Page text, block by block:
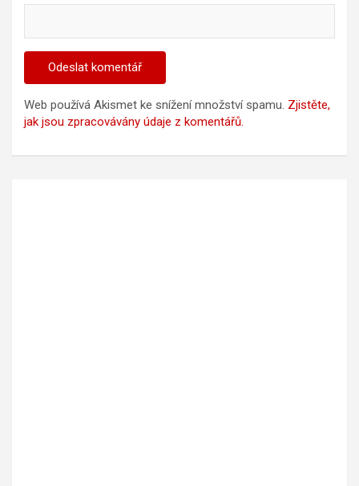
Web používá Akismet ke snížení množství spamu. Zjistěte,
jak jsou zpracovávány údaje z komentářů.